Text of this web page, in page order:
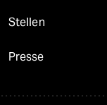
Stellen
Presse